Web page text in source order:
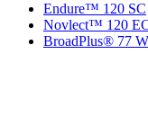
Endure™ 120 SC
Novlect™ 120
BroadPlus® 77